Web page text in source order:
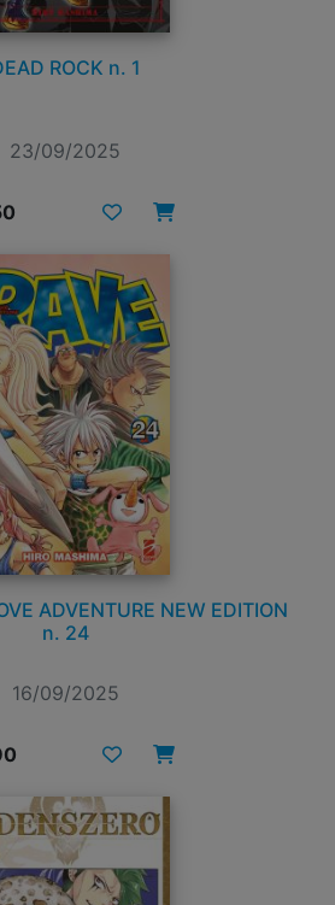
ROCK n. 1
23/09/2025
ADVENTURE NEW EDITION
n. 24
16/09/2025